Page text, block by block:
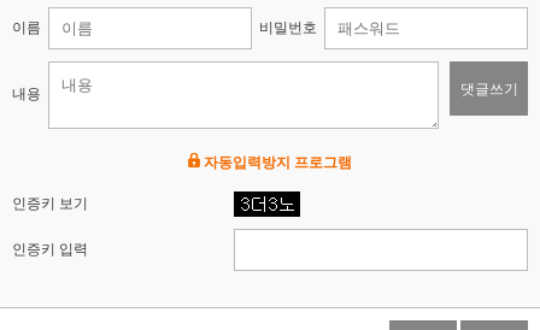
이름 비밀번호
내용 댓글쓰기
자동입력방지 프로그램
인증키 보기
인증키 입력